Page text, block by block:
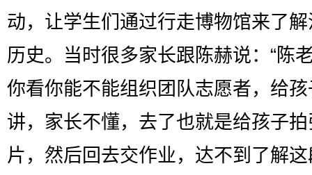
动，让学生们通过行走博物馆来了
历史。当时很多家长跟陈赫说：“陈
你看你能不能组织团队志愿者，给
讲，家长不懂，去了也就是给孩子
片，然后回去交作业，达不到了解